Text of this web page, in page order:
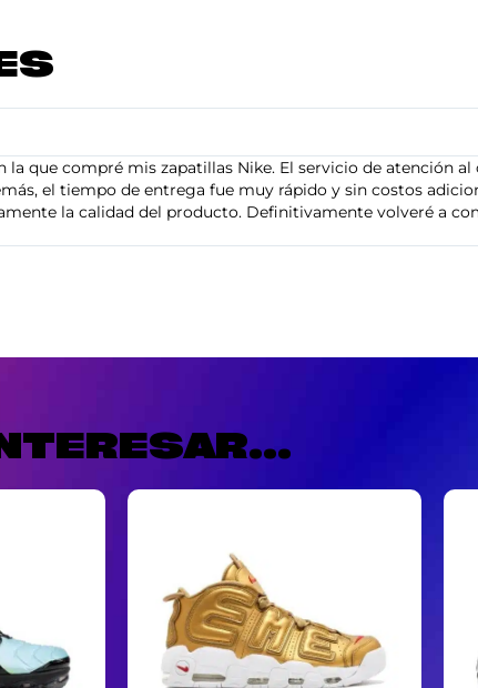
que compré mis zapatillas Nike. El servicio de atención al
el tiempo de entrega fue muy rápido y sin costos
la calidad del producto. Definitivamente volveré a